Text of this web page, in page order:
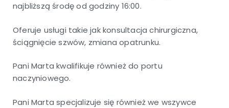
najbliższą środę od godziny 16:00.
Oferuje usługi takie jak konsultacja chirurgiczna,
ściągnięcie szwów, zmiana opatrunku.
Pani Marta kwalifikuje również do portu
naczyniowego.
Pani Marta specjalizuje się również we wszywce